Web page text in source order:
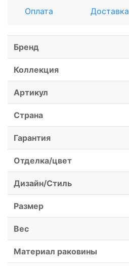
Оплата Доставка
Бренд
Коллекция
Артикул
Страна
Гарантия
Отделка/цвет
Дизайн/Стиль
Размер
Вес
Материал раковины